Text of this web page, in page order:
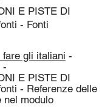
E PISTE DI
- Fonti
gli italiani -
-
E PISTE DI
- Referenze delle
nel modulo